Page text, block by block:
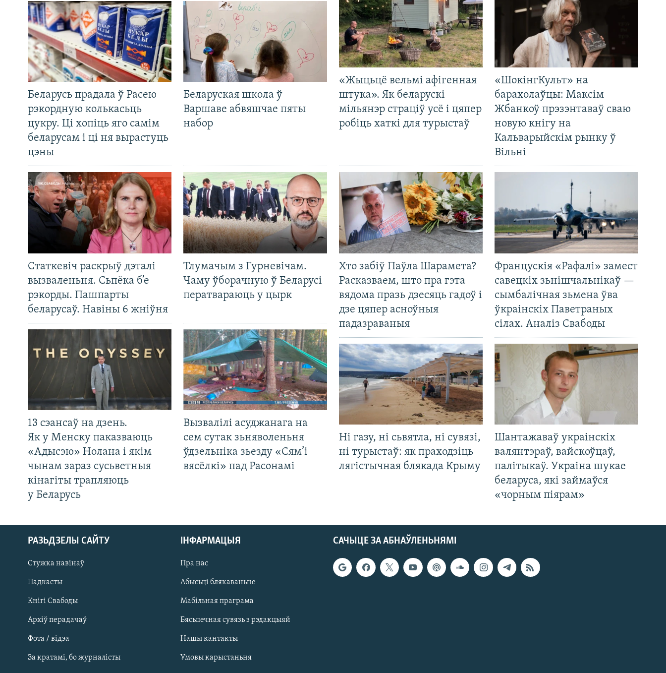
САЧЫЦЕ ЗА АБНАЎЛЕНЬНЯМІ
Беларусь прадала ў Расею
рэкордную колькасьць
цукру. Ці хопіць яго самім
беларусам і ці ня вырастуць
цэны
Беларуская школа ў
Варшаве абвяшчае пяты
набор
Статкевіч раскрыў дэталі
вызваленьня. Сьпёка б’е
рэкорды. Пашпарты
беларусаў. Навіны 6 жніўня
Тлумачым з Гурневічам.
Чаму ўборачную ў Беларусі
ператвараюць у цырк
13 сэансаў на дзень.
Як у Менску паказваюць
«Адысэю» Нолана і якім
чынам зараз сусьветныя
кінагіты трапляюць
у Беларусь
Вызвалілі асуджанага на
сем сутак зьняволеньня
ўдзельніка зьезду «Сям’і
вясёлкі» пад Расонамі
«Жыцьцё вельмі афігенная
штука». Як беларускі
мільянэр страціў усё і цяпер
робіць хаткі для турыстаў
«ШокінгКульт» на
барахолаўцы: Максім
Жбанкоў прэзэнтаваў сваю
новую кнігу на
Кальварыйскім рынку ў
Вільні
Хто забіў Паўла Шарамета?
Расказваем, што пра гэта
вядома празь дзесяць гадоў і
дзе цяпер асноўныя
падазраваныя
Францускія «Рафалі» замест
савецкіх зьнішчальнікаў —
сымбалічная зьмена ўва
ўкраінскіх Паветраных
сілах. Аналіз Свабоды
Ні газу, ні сьвятла, ні сувязі,
ні турыстаў: як праходзіць
лягістычная блякада Крыму
Шантажаваў украінскіх
валянтэраў, вайскоўцаў,
палітыкаў. Украіна шукае
беларуса, які займаўся
«чорным піярам»
САЧЫЦЕ ЗА АБНАЎЛЕНЬНЯМІ
РАЗЬДЗЕЛЫ САЙТУ
Стужка навінаў
Падкасты
Кнігі Свабоды
Архіў перадачаў
Фота / відэа
За кратамі, бо журналісты
ІНФАРМАЦЫЯ
Пра нас
Абысьці блякаваньне
Мабільная праграма
Бясьпечная сувязь з рэдакцыяй
Нашы кантакты
Умовы карыстаньня